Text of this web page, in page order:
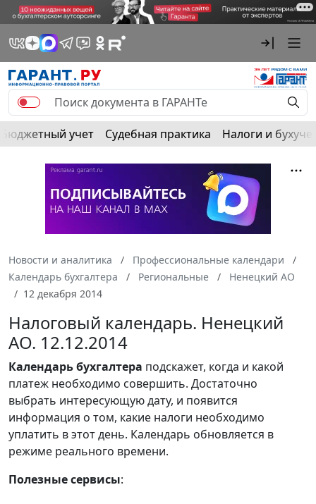
Бюджетный учет Судебная практика Налоги и
Новости и аналитика
Профессиональные календари
Календарь бухгалтера
Региональные
Ненецкий АО
12 декабря 2014
Налоговый календарь. Ненецкий
АО. 12.12.2014
Календарьбухгалтера подскажет, когда и какой
платеж необходимо совершить. Достаточно
выбрать интересующую дату, и появится
информация о том, какие налоги необходимо
уплатить в этот день. Календарь обновляется в
режиме реального времени.
Полезные сервисы: